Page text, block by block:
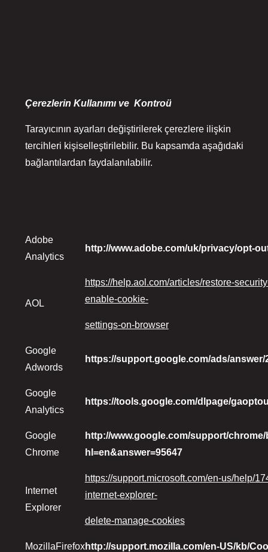
Çerezlerin Kullanımı ve Kontroü
Tarayıcının ayarları değiştirilerek çerezlere ilişkin
tercihleri kişiselleştirilebilir. Bu kapsamda aşağıdaki
bağlantılardan faydalanılabilir.
Adobe
Analytics
http://www.adobe.com/uk/privacy/opt-
AOL
https://help.aol.com/articles/restore-
enable-cookie-
settings-on-browser
Google
Adwords
https://support.google.com/ads/answer/
Google
Analytics
https://tools.google.com/dlpage/
Google
Chrome
http://www.google.com/support/
hl=en&answer=95647
Internet
Explorer
https://support.microsoft.com/en-us/help/
internet-explorer-
delete-manage-cookies
MozillaFirefoxhttp://support.mozilla.com/en-US/kb/